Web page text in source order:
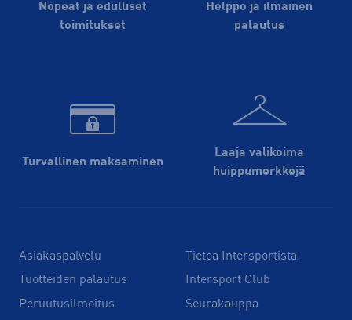
Nopeat ja edulliset
toimitukset
Helppo ja ilmainen
palautus
Turvallinen maksaminen
Laaja valikoima
huippu­merkkejä
Asiakaspalvelu
Tuotteiden palautus
Peruutusilmoitus
Tietoa Intersportista
Intersport Club
Seurakauppa